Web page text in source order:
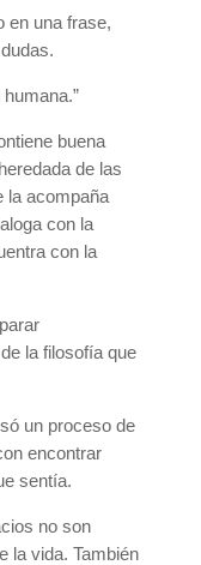
en una frase,
buena
de las
la acompaña
con la
con la
la filosofía que
un proceso de
encontrar
sentía.
no son
la vida. También